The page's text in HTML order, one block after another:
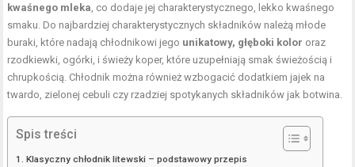
kwaśnego mleka , co dodaje jej charakterystycznego, lekko kwaśnego
smaku. Do najbardziej charakterystycznych składników należą młode
buraki, które nadają chłodnikowi jego unikatowy, głęboki kolor oraz
rzodkiewki, ogórki, i świeży koper, które uzupełniają smak świeżością i
chrupkością. Chłodnik można również wzbogacić dodatkiem jajek na
twardo, zielonej cebuli czy rzadziej spotykanych składników jak botwina.
Spis treści
Klasyczny chłodnik litewski – podstawowy przepis